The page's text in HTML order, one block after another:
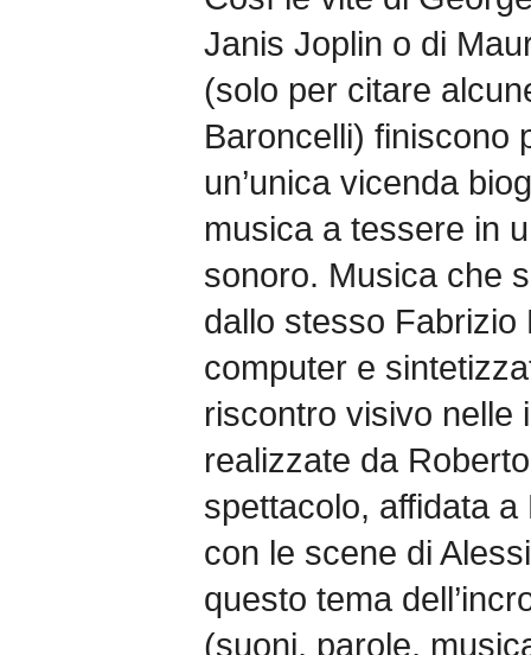
Janis Joplin o di
(solo per citare
Baroncelli) finiscono
un’unica vicenda
musica a tessere in
sonoro. Musica che
dallo stesso
computer e
riscontro visivo nelle
realizzate da
spettacolo, affidata
con le scene di
questo tema
(suoni, parole,